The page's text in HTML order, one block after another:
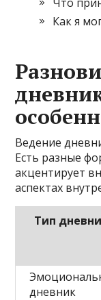
Как я
Ведение
Есть разные
акцентирует
аспектах
Тип
дневник